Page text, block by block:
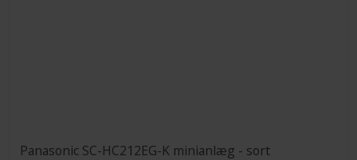
Panasonic SC-HC212EG-K minianlæg - sort